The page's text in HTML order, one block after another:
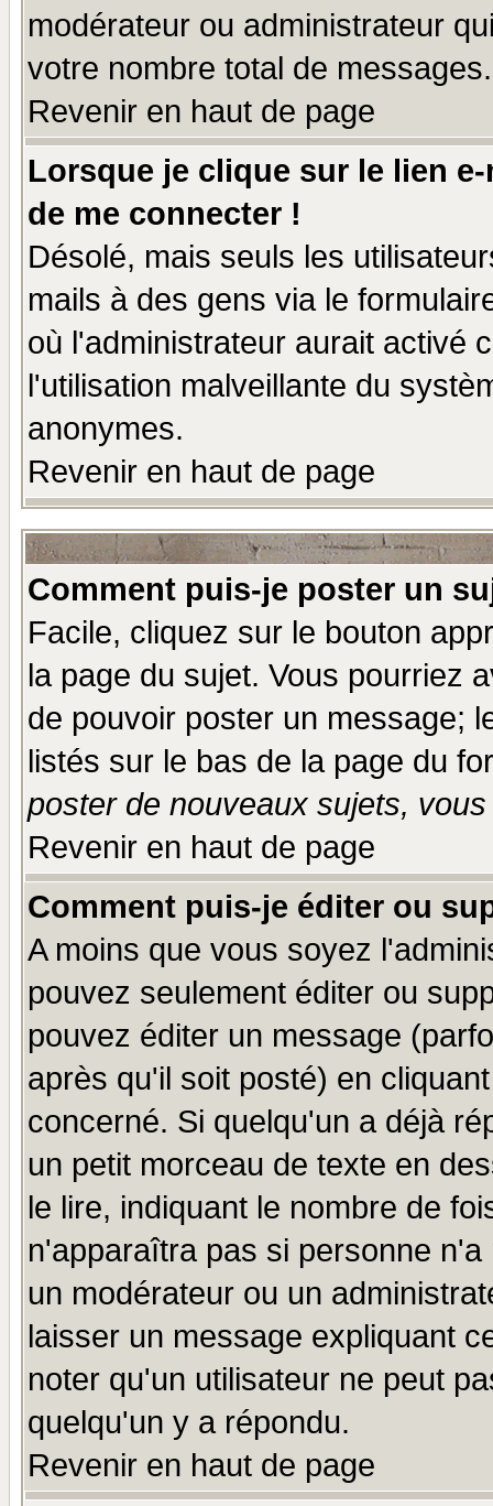
modérateur ou administrateur
votre nombre total de messages.
Revenir en haut de page
Lorsque je clique sur le lien
de me connecter !
Désolé, mais seuls les
mails à des gens via le
où l'administrateur aurait activé
l'utilisation malveillante du
anonymes.
Revenir en haut de page
Comment puis-je poster un
Facile, cliquez sur le bouton
la page du sujet. Vous pourriez
de pouvoir poster un message;
listés sur le bas de la page du
poster de nouveaux sujets,
Revenir en haut de page
Comment puis-je éditer ou
A moins que vous soyez
pouvez seulement éditer ou
pouvez éditer un message
après qu'il soit posté) en
concerné. Si quelqu'un a déjà
un petit morceau de texte en
le lire, indiquant le nombre de
n'apparaîtra pas si personne
un modérateur ou un
laisser un message expliquant
noter qu'un utilisateur ne peut
quelqu'un y a répondu.
Revenir en haut de page